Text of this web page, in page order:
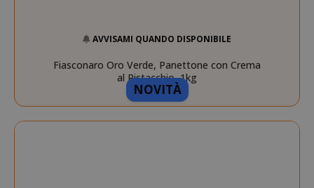
NOVITÀ
AVVISAMI QUANDO DISPONIBILE
Fiasconaro Oro Verde, Panettone con Crema
al Pistacchio, 1kg